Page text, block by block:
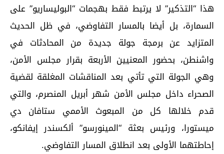
هذا “التذكير” لا يرتبط فقط بهجمات “البوليساريو” على
السمارة، بل أيضا بالمسار التفاوضي، في ظل الحديث
المتزايد عن برمجة جولة جديدة من المحادثات في
واشنطن، بحضور المعنيين الأربعة بقرار مجلس الأمن،
وهي الجولة التي تأتي بعد المناقشات المغلقة لقضية
الصحراء داخل مجلس الأمن شهر أبريل المنصرم، والتي
قدم خلالها كل من المبعوث الأممي ستافان دي
ميستورا، ورئيس بعثة “المينورسو” ألكسندر إيفانكو،
إحاطتهما الأولى بعد انطلاق المسار التفاوضي.